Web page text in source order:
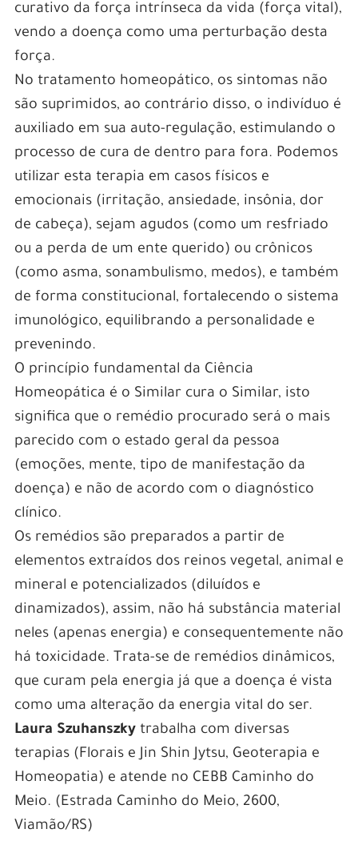
curativo da força intrínseca da vida (força vital),
vendo a doença como uma perturbação desta
força.
No tratamento homeopático, os sintomas não
são suprimidos, ao contrário disso, o indivíduo é
auxiliado em sua auto-regulação, estimulando o
processo de cura de dentro para fora. Podemos
utilizar esta terapia em casos físicos e
emocionais (irritação, ansiedade, insônia, dor
de cabeça), sejam agudos (como um resfriado
ou a perda de um ente querido) ou crônicos
(como asma, sonambulismo, medos), e também
de forma constitucional, fortalecendo o sistema
imunológico, equilibrando a personalidade e
prevenindo.
O princípio fundamental da Ciência
Homeopática é o Similar cura o Similar, isto
significa que o remédio procurado será o mais
parecido com o estado geral da pessoa
(emoções, mente, tipo de manifestação da
doença) e não de acordo com o diagnóstico
clínico.
Os remédios são preparados a partir de
elementos extraídos dos reinos vegetal, animal e
mineral e potencializados (diluídos e
dinamizados), assim, não há substância material
neles (apenas energia) e consequentemente não
há toxicidade. Trata-se de remédios dinâmicos,
que curam pela energia já que a doença é vista
como uma alteração da energia vital do ser.
Laura Szuhanszkytrabalha com diversas
terapias (Florais e Jin Shin Jytsu, Geoterapia e
Homeopatia) e atende no CEBB Caminho do
Meio. (Estrada Caminho do Meio, 2600,
Viamão/RS)